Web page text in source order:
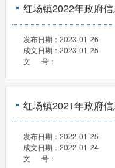
红场镇2022年政府
发布日期： 2023-01-26
成文日期： 2023-01-25
文 号：
红场镇2021年政府
发布日期： 2022-01-25
成文日期： 2022-01-24
文 号：